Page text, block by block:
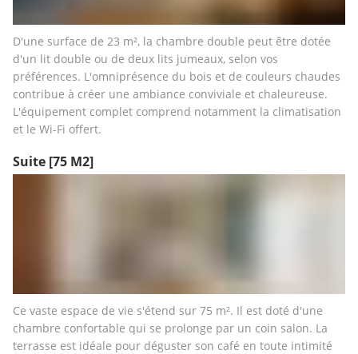
D'une surface de 23 m², la chambre double peut être dotée
d'un lit double ou de deux lits jumeaux, selon vos
préférences. L'omniprésence du bois et de couleurs chaudes
contribue à créer une ambiance conviviale et chaleureuse.
L'équipement complet comprend notamment la climatisation
et le Wi-Fi offert.
Suite [75 M2]
Ce vaste espace de vie s'étend sur 75 m². Il est doté d'une
chambre confortable qui se prolonge par un coin salon. La
terrasse est idéale pour déguster son café en toute intimité